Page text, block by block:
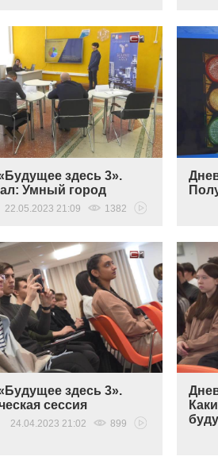
здесь 3».
Умный город
22.05.2023 21:09 1382
здесь 3».
сессия
24.04.2023 21:02 899